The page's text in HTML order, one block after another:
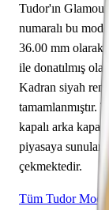
Tudor'ın
numaralı bu
36.00 mm olarak
ile donatılmış
Kadran siyah
tamamlanmıştır.
kapalı arka kapak
piyasaya
çekmektedir.
Tüm Tudor